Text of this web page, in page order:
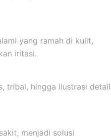
yang ramah di kulit,
iritasi.
tribal, hingga ilustrasi detail
menjadi solusi